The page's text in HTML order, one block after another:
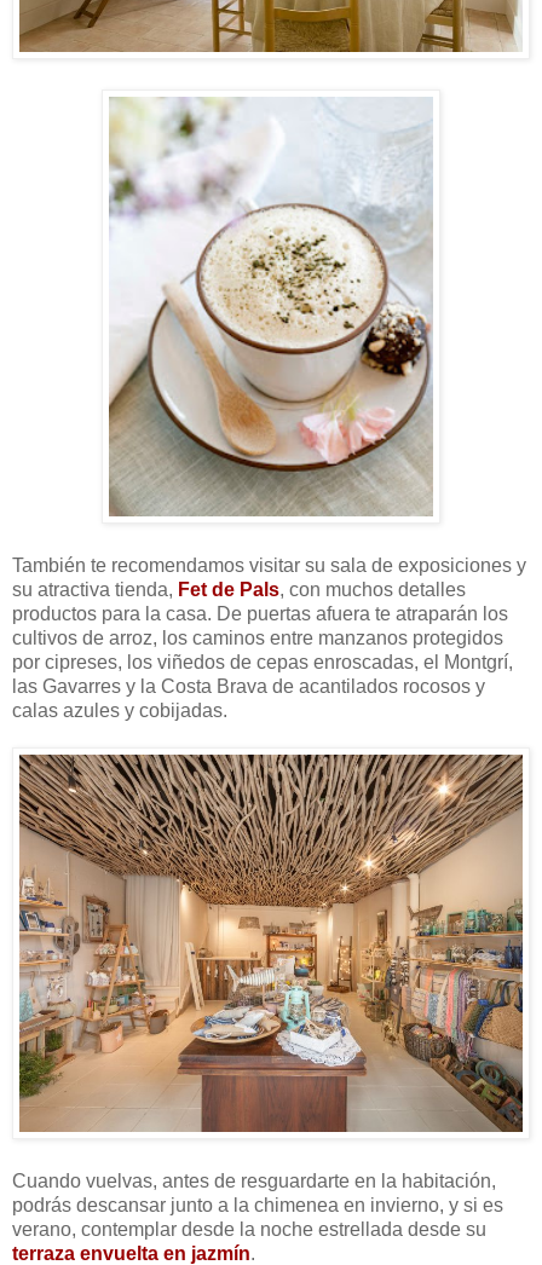
También te recomendamos visitar su sala de exposiciones y
su atractiva tienda, Fet de Pals, con muchos detalles
productos para la casa. De puertas afuera te atraparán los
cultivos de arroz, los caminos entre manzanos protegidos
por cipreses, los viñedos de cepas enroscadas, el Montgrí,
las Gavarres y la Costa Brava de acantilados rocosos y
calas azules y cobijadas.
Cuando vuelvas, antes de resguardarte en la habitación,
podrás descansar junto a la chimenea en invierno, y si es
verano, contemplar desde la noche estrellada desde su
terraza envuelta en jazmín.